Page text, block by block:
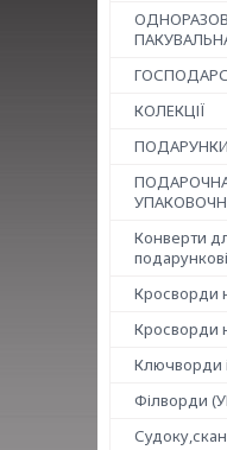
КОЛЕКЦІЇ
ПОДАРУНКИ
Конверти
Кросворди
Кросворди
Ключворди
Філворди